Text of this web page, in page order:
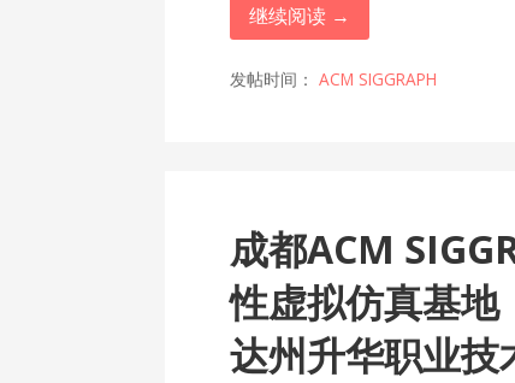
继续阅读 →
发帖时间：ACM SIGGRAPH
成都ACM
性虚拟仿真基
达州升华职业技